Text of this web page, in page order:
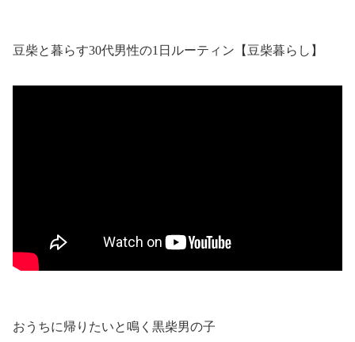
豆柴と暮らす30代男性の1日ルーティン【豆柴暮らし】
おうちに帰りたいと鳴く黒柴男の子